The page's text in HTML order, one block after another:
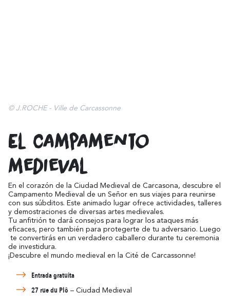
© J.ROCHE - Ville de Carcassonne
El campamento
medieval
En el corazón de la Ciudad Medieval de Carcasona, descubre el
Campamento Medieval de un Señor en sus viajes para reunirse
con sus súbditos. Este animado lugar ofrece actividades, talleres
y demostraciones de diversas artes medievales.
Tu anfitrión te dará consejos para lograr los ataques más
eficaces, pero también para protegerte de tu adversario. Luego
te convertirás en un verdadero caballero durante tu ceremonia
de investidura.
¡Descubre el mundo medieval en la Cité de Carcassonne!
Entrada gratuita
27 rue du Plô – Ciudad Medieval